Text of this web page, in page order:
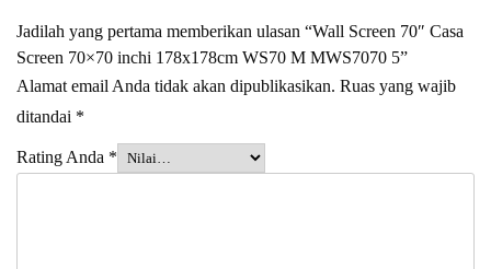
Jadilah yang pertama memberikan ulasan “Wall Screen 70″ Casa
Screen 70×70 inchi 178x178cm WS70 M MWS7070 5”
Alamat email Anda tidak akan dipublikasikan. Ruas yang wajib
ditandai *
Rating Anda *